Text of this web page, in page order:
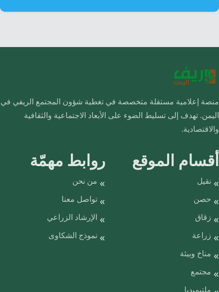
منصة إعلامية مستقلة متخصصة في تغطية شؤون المجتمع الريفي في
اليمن. تهدف إلى تسليط الضوء على الأبعاد الاجتماعية والثقافية
والاقتصادية.
أقسام الموقع
نقيل
حصن
زقاق
زراعة
مناخ وبيئة
مجتمع
ملتيميديا
روابط مهمّة
من نحن
تواصل معنا
الإرشاد الزراعي
نموذج الشكاوى